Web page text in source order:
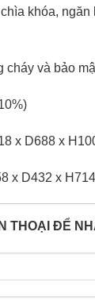
khóa,
cháy và bảo
x D688 x
x D432 x
THOẠI ĐỂ